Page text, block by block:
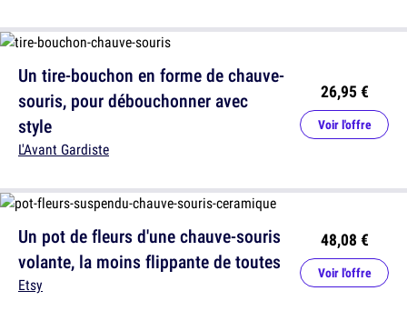
Un pot de fleurs d'une chauve-souris
volante, la moins flippante de toutes
Etsy
48,08 €
Voir l'offre
Un tire-bouchon en forme de chauve-
souris, pour débouchonner avec
style
L'Avant Gardiste
26,95 €
Voir l'offre